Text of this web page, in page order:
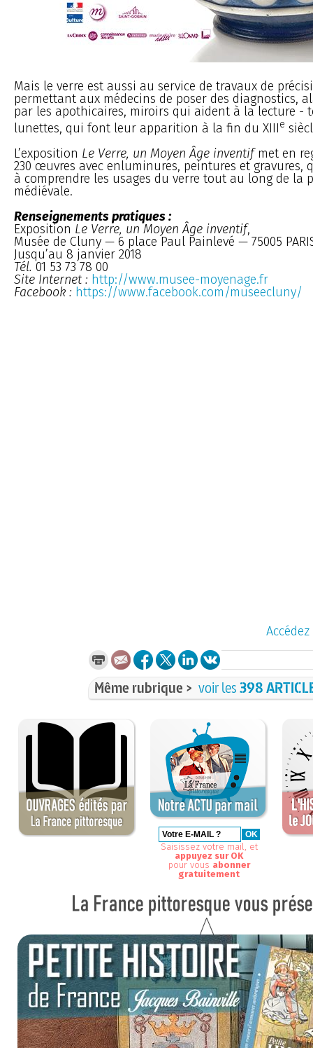
Mais le verre est aussi au service de travaux de
permettant aux médecins de poser des diagnostics,
par les apothicaires, miroirs qui aident à la lecture -
lunettes, qui font leur apparition à la fin du XIIIe
L’exposition Le Verre, un Moyen Âge inventifmet en
230 œuvres avec enluminures, peintures et gravures,
à comprendre les usages du verre tout au long de la
médiévale.
Renseignements pratiques :
Exposition Le Verre, un Moyen Âge inventif,
Musée de Cluny — 6 place Paul Painlevé — 75005
Jusqu’au 8 janvier 2018
Tél. 01 53 73 78 00
Site Internet : http://www.musee-moyenage.fr
Facebook : https://www.facebook.com/museecluny/
Même rubrique > voir les398
Saisissez votre mail, et
appuyez sur OK
pour vous abonner
gratuitement